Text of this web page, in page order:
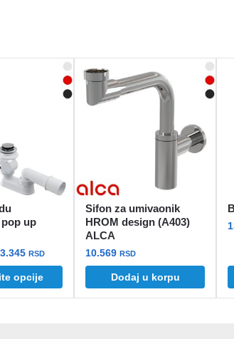
up
3.345 RSDRaspon
cena:
3.009 rsd
opcije
Sifon za umivaonik
HROM design (A403)
ALCA
10.569RSD
Dodaj u korpu